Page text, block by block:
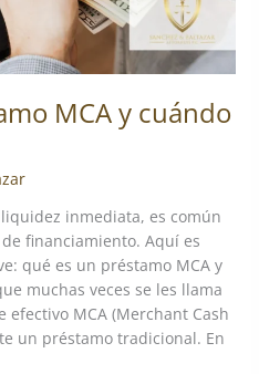
MCA y cuándo
inmediata, es común
financiamiento. Aquí es
qué es un préstamo MCA y
muchas veces se les llama
efectivo MCA (Merchant Cash
un préstamo tradicional. En